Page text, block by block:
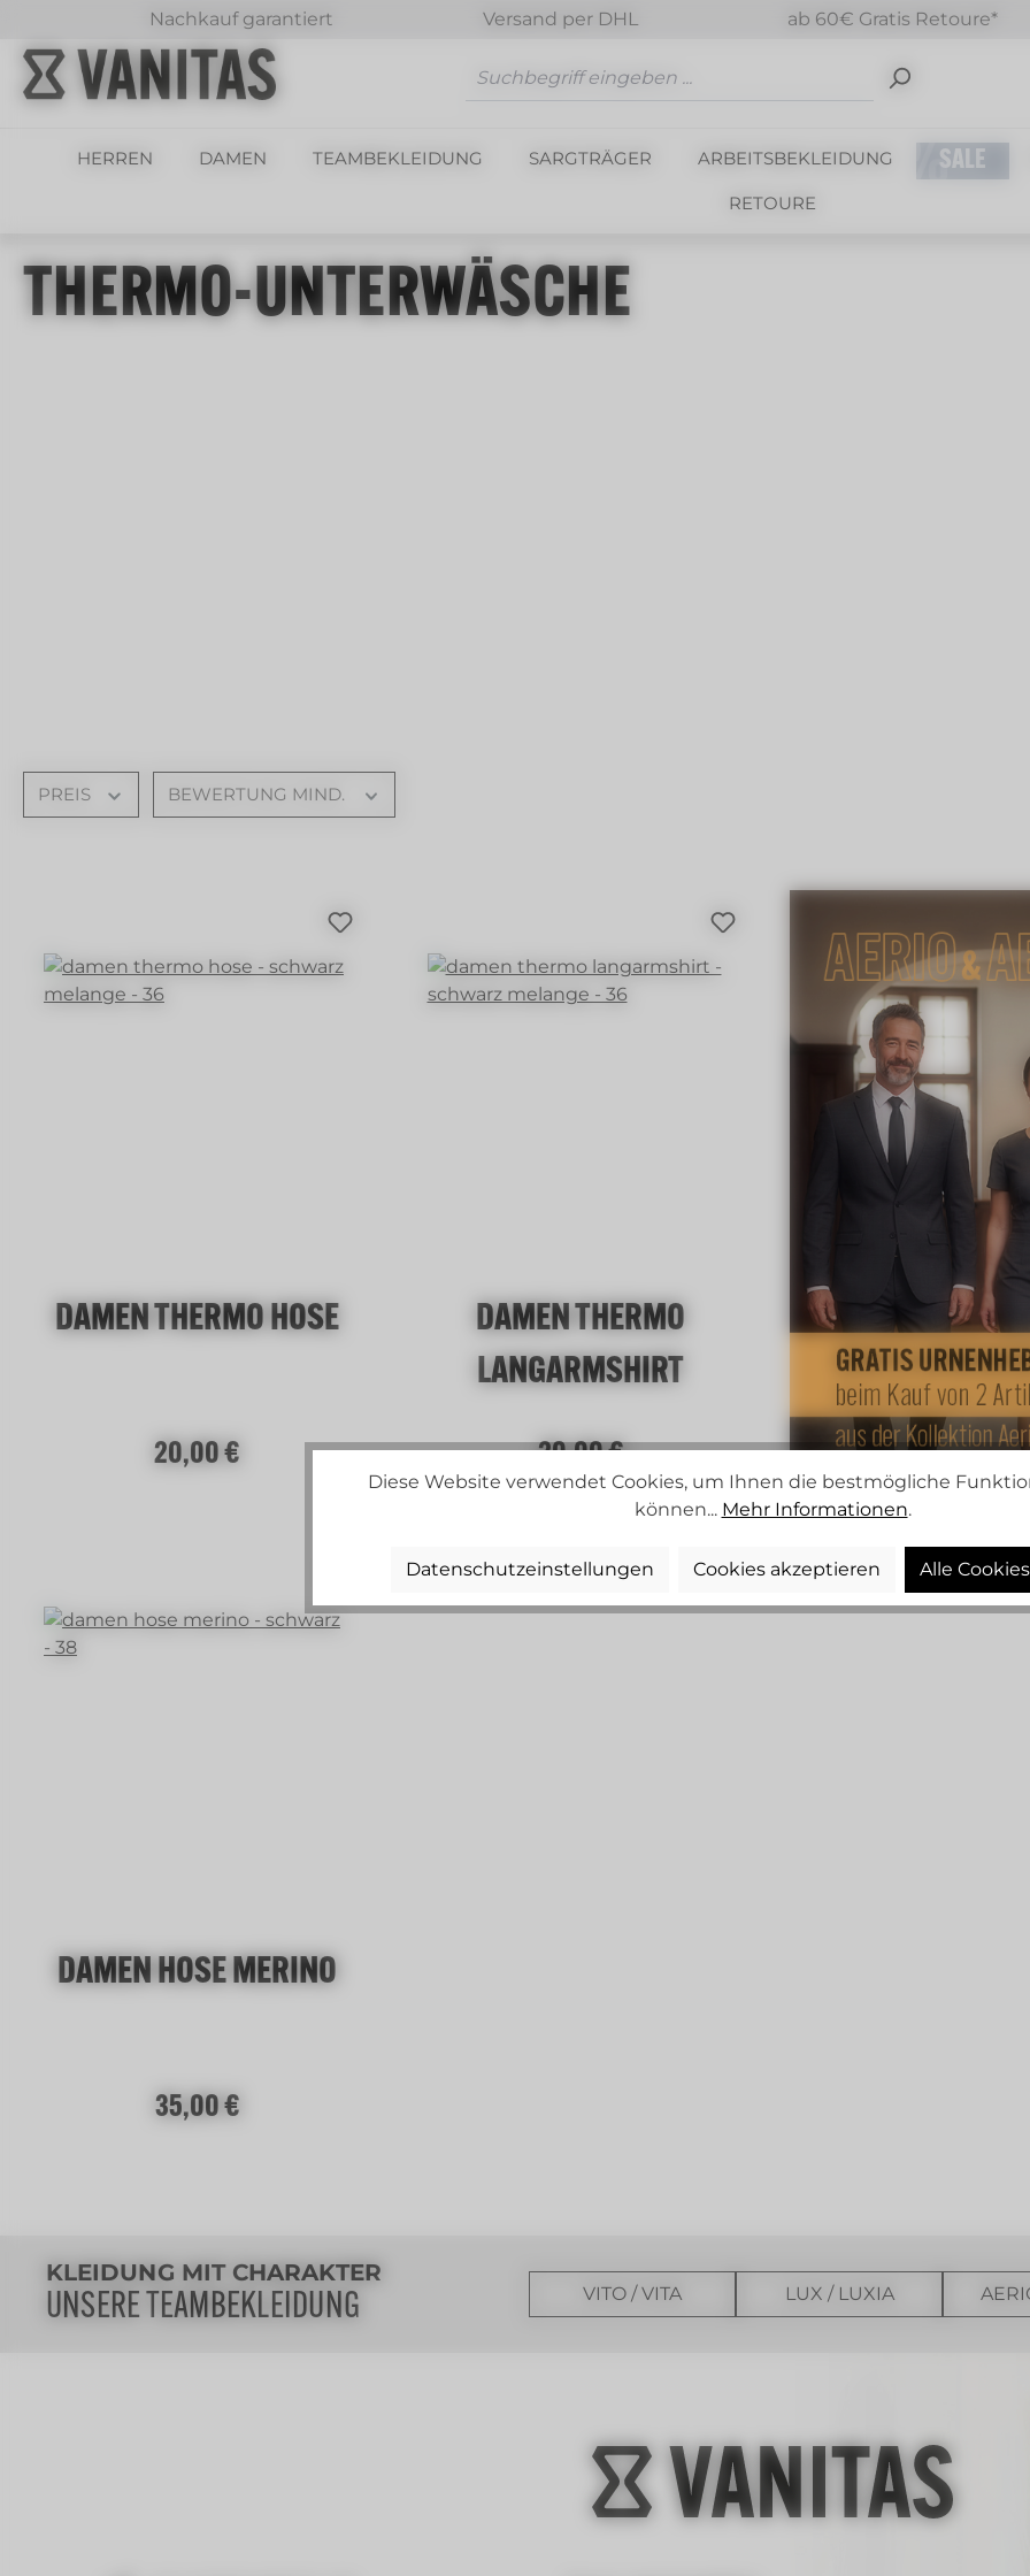
Hauptinhalt springen
Zur Suche springen
Zur Hauptnavigation springen
Nachkauf garantiert Versand per DHL ab 60€ Gratis Retoure*
HERREN DAMEN TEAMBEKLEIDUNG SARGTRÄGER ARBEITSBEKLEIDUNG SALE
RETOURE
THERMO-UNTERWÄSCHE
PREIS BEWERTUNG MIND.
DAMEN THERMO HOSE
Regulärer Preis:
20,00 €
DAMEN THERMO
LANGARMSHIRT
Regulärer Preis:
20,00 €
DAMEN HOSE MERINO
Regulärer Preis:
35,00 €
KLEIDUNG MIT CHARAKTER
UNSERE TEAMBEKLEIDUNG VITO / VITA LUX / LUXIA
Diese Website verwendet Cookies, um Ihnen die bestmögliche
können... Mehr Informationen.
Datenschutzeinstellungen Cookies akzeptieren Alle